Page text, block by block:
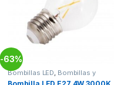
-63%
Bombillas LED Bombillas y
, Electricidad